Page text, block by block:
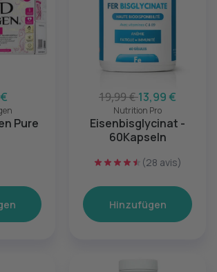
Pure
19,99 €13,99 €
Nutrition Pro
Eisenbisglycinat -
60Kapseln
(28 avis)
Hinzufügen